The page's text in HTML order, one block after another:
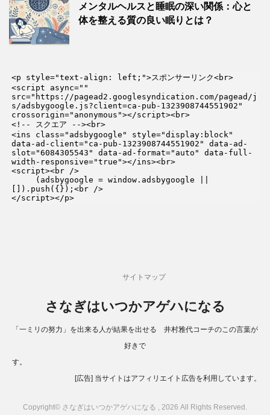
メンタルヘルスと睡眠の深い関係：心と
体を整える質の良い眠りとは？
<p style="text-align: left;">スポンサーリンク<br>
<script async=""
src="https://pagead2.googlesyndication.com/pagead/j
s/adsbygoogle.js?client=ca-pub-1323908744551902"
crossorigin="anonymous"></script><br>
<!-- スクエア --><br>
<ins class="adsbygoogle" style="display:block"
data-ad-client="ca-pub-1323908744551902" data-ad-
slot="6084305543" data-ad-format="auto" data-full-
width-responsive="true"></ins><br>
<script><br />
[]).push({});<br />
</script></p>
サイトマップ
さなぎはいつかアゲハになる
「一ミリの努力」を出来る人が結果を出せる 井村雅代コーチのこの言葉が
好きで
す。
[広告] 当サイトはアフィリエイト広告を利用しています。
Copyright© さなぎはいつかアゲハになる , 2026 All Rights Reserved.